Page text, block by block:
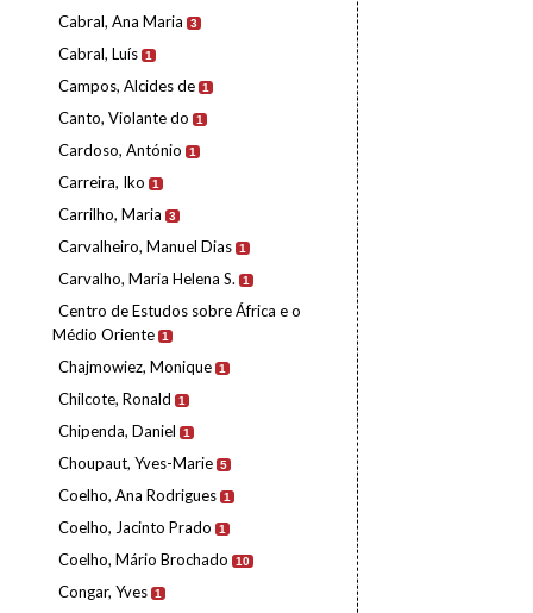
Cabral, Ana Maria 3
Cabral, Luís 1
Campos, Alcides de 1
Canto, Violante do 1
Cardoso, António 1
Carreira, Iko 1
Carrilho, Maria 3
Carvalheiro, Manuel Dias 1
Carvalho, Maria Helena S. 1
Centro de Estudos sobre África e o
Médio Oriente 1
Chajmowiez, Monique 1
Chilcote, Ronald 1
Chipenda, Daniel 1
Choupaut, Yves-Marie 5
Coelho, Ana Rodrigues 1
Coelho, Jacinto Prado 1
Coelho, Mário Brochado 10
Congar, Yves 1